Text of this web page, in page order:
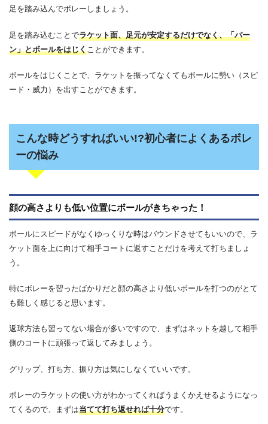
足を踏み込んでボレーしましょう。
足を踏み込むことでラケット面、足元が安定するだけでなく、「パー
ン」とボールをはじく ことができます。
ボールをはじくことで、ラケットを振ってなくてもボールに勢い（スピ
ード・威力）を出すことができます。
こんな時どうすればいい!?初心者によくあるボレ
ーの悩み
顔の高さよりも低い位置にボールがきちゃった！
ボールにスピードがなくゆっくりな時はバウンドさせてもいいので、ラ
ケット面を上に向けて相手コートに返すことだけを考えて打ちましょ
う。
特にボレーを習ったばかりだと顔の高さより低いボールを打つのがとて
も難しく感じると思います。
返球方法も習ってない場合が多いですので、まずはネットを越して相手
側のコートに頑張って返してみましょう。
グリップ、打ち方、振り方は気にしなくていいです。
ボレーのラケットの使い方がわかってくればうまくかえせるようになっ
てくるので、まずは当てて打ち返せれば十分です。